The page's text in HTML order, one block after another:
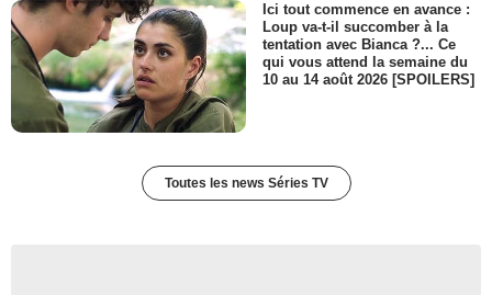
Ici tout commence en avance :
Loup va-t-il succomber à la
tentation avec Bianca ?... Ce
qui vous attend la semaine du
10 au 14 août 2026 [SPOILERS]
Toutes les news Séries TV